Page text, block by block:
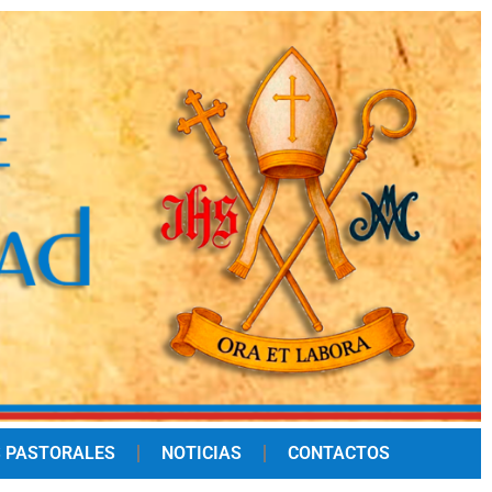
PASTORALES NOTICIAS CONTACTOS